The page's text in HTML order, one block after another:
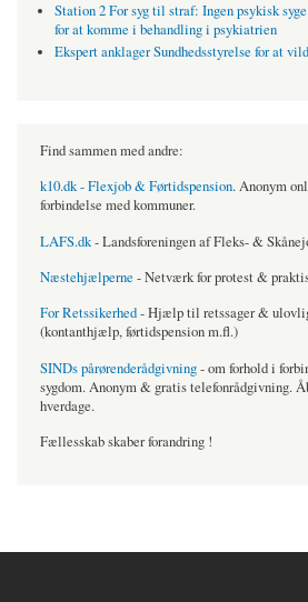
Station 2 For syg til straf: Ingen psykisk
for at komme i behandling i psykiatrien
Ekspert anklager Sundhedsstyrelse for at
Find sammen med andre:
k10.dk - Flexjob & Førtidspension. Anonym
forbindelse med kommuner.
LAFS.dk- Landsforeningen af Fleks- &
Næstehjælperne - Netværk for protest &
For Retssikerhed- Hjælp til retssager &
(kontanthjælp, førtidspension m.fl.)
SINDs pårørenderådgivning- om forhold i
sygdom. Anonym & gratis telefonrådgivning.
hverdage.
Fællesskab skaber forandring !